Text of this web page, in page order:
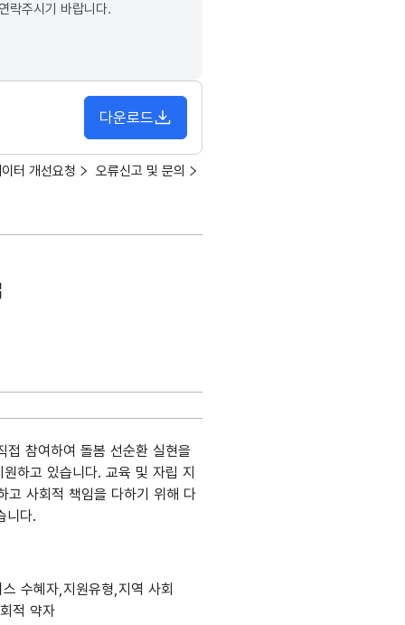
락주시기 바랍니다.
다운로드
터 개선요청 오류신고 및 문의
접 참여하여 돌봄 선순환 실현을
하고 있습니다. 교육 및 자립 지
고 사회적 책임을 다하기 위해 다
니다.
수혜자,지원유형,지역 사회
적 약자